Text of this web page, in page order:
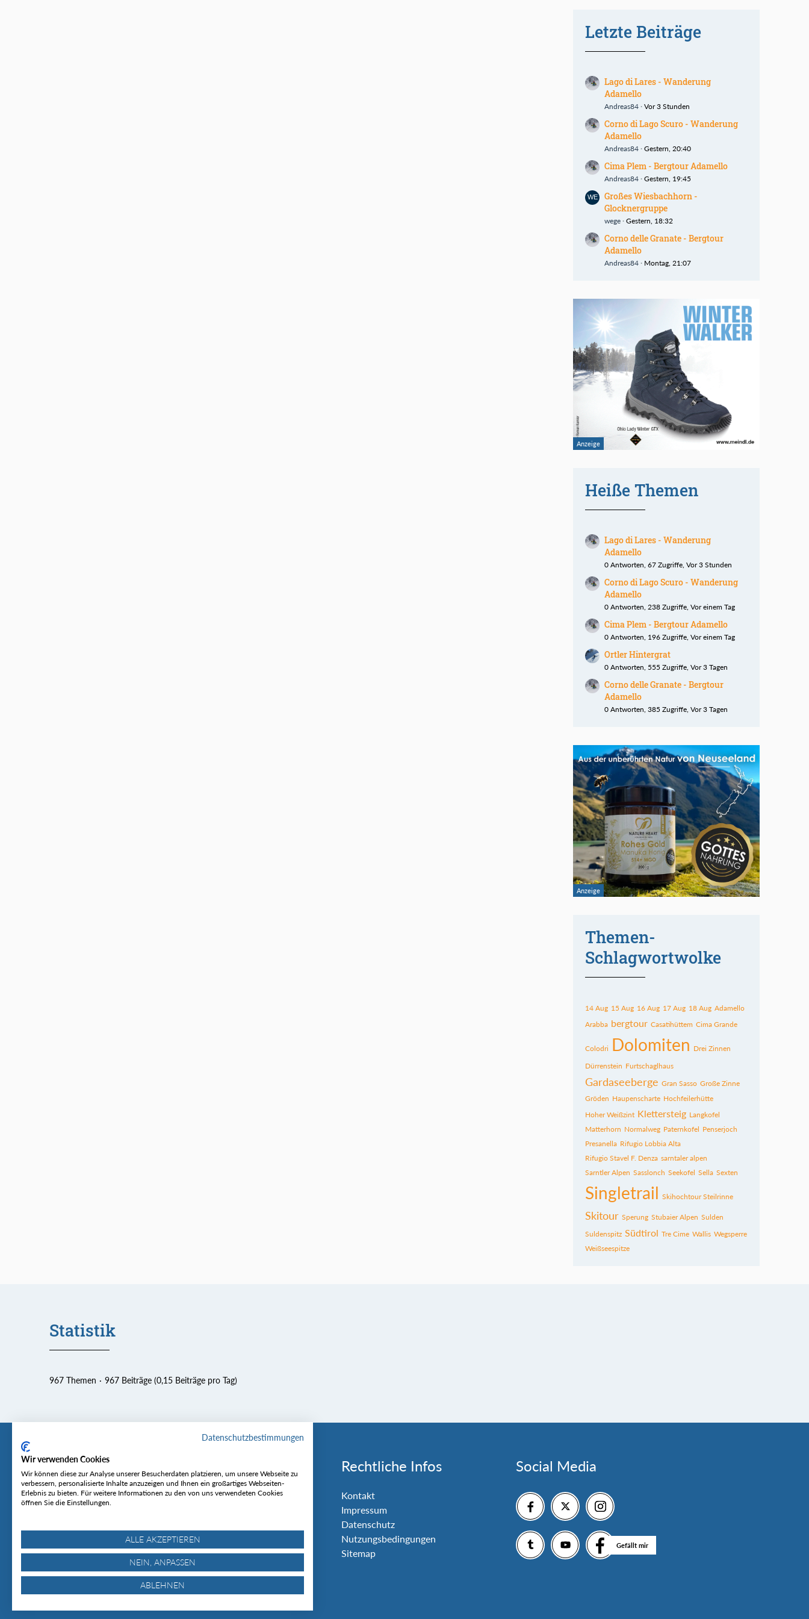
Letzte Beiträge
Lago di Lares - Wanderung
Adamello
Andreas84 Vor 3 Stunden
Corno di Lago Scuro - Wanderung
Adamello
Andreas84 Gestern, 20:40
Cima Plem - Bergtour Adamello
Andreas84 Gestern, 19:45
Großes Wiesbachhorn -
Glocknergruppe
wege Gestern, 18:32
Corno delle Granate - Bergtour
Adamello
Andreas84 Montag, 21:07
Heiße Themen
Lago di Lares - Wanderung
Adamello
0 Antworten, 67 Zugriffe, Vor 3 Stunden
Corno di Lago Scuro - Wanderung
Adamello
0 Antworten, 238 Zugriffe, Vor einem Tag
Cima Plem - Bergtour Adamello
0 Antworten, 196 Zugriffe, Vor einem Tag
Ortler Hintergrat
0 Antworten, 555 Zugriffe, Vor 3 Tagen
Corno delle Granate - Bergtour
Adamello
0 Antworten, 385 Zugriffe, Vor 3 Tagen
Themen-
Schlagwortwolke
14 Aug 15 Aug 16 Aug 17 Aug 18 Aug Adamello
Arabba bergtour Casatihüttem Cima Grande
Colodri Dolomiten Drei Zinnen
Dürrenstein Furtschaglhaus
Gardaseeberge Gran Sasso Große Zinne
Gröden Haupenscharte Hochfeilerhütte
Hoher Weißzint Klettersteig Langkofel
Matterhorn Normalweg Paternkofel Penserjoch
Presanella Rifugio Lobbia Alta
Rifugio Stavel F. Denza sarntaler alpen
Sarntler Alpen Sasslonch Seekofel Sella Sexten
Singletrail Skihochtour Steilrinne
Skitour Sperung Stubaier Alpen Sulden
Suldenspitz Südtirol Tre Cime Wallis Wegsperre
Weißseespitze
Statistik
967 Themen 967 Beiträge (0,15 Beiträge pro Tag)
Tourentipp
Über uns
Wetter & Lawinenlage
Rechtliche Infos
Kontakt
Impressum
Datenschutz
Nutzungsbedingungen
Sitemap
Social Media
Gefällt mir
© Tourentipp.com 2025
Datenschutzbestimmungen
Wir verwenden Cookies
Wir können diese zur Analyse unserer Besucherdaten platzieren, um unsere Webseite zu
verbessern, personalisierte Inhalte anzuzeigen und Ihnen ein großartiges Webseiten-
Erlebnis zu bieten. Für weitere Informationen zu den von uns verwendeten Cookies
öffnen Sie die Einstellungen.
ALLE AKZEPTIEREN
NEIN, ANPASSEN
ABLEHNEN